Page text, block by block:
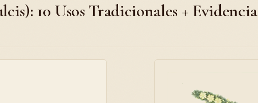
10 Usos Tradicionales + Evidencia